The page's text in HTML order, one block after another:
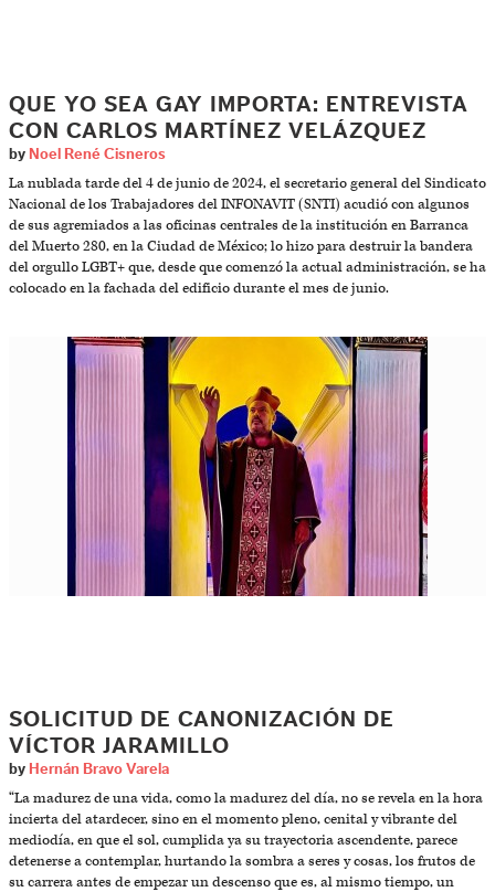
QUE YO SEA GAY IMPORTA: ENTREVISTA
CON CARLOS MARTÍNEZ VELÁZQUEZ
by Noel René Cisneros
La nublada tarde del 4 de junio de 2024, el secretario general del Sindicato
Nacional de los Trabajadores del INFONAVIT (SNTI) acudió con algunos
de sus agremiados a las oficinas centrales de la institución en Barranca
del Muerto 280, en la Ciudad de México; lo hizo para destruir la bandera
del orgullo LGBT+ que, desde que comenzó la actual administración, se ha
colocado en la fachada del edificio durante el mes de junio.
SOLICITUD DE CANONIZACIÓN DE
VÍCTOR JARAMILLO
by Hernán Bravo Varela
“La madurez de una vida, como la madurez del día, no se revela en la hora
incierta del atardecer, sino en el momento pleno, cenital y vibrante del
mediodía, en que el sol, cumplida ya su trayectoria ascendente, parece
detenerse a contemplar, hurtando la sombra a seres y cosas, los frutos de
su carrera antes de empezar un descenso que es, al mismo tiempo, un